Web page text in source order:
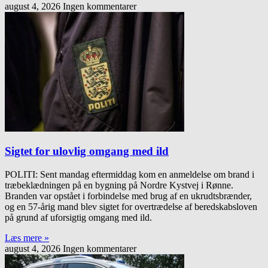
august 4, 2026 Ingen kommentarer
Sigtet for ulovlig omgang med ild
POLITI: Sent mandag eftermiddag kom en anmeldelse om brand i
træbeklædningen på en bygning på Nordre Kystvej i Rønne.
Branden var opstået i forbindelse med brug af en ukrudtsbrænder,
og en 57-årig mand blev sigtet for overtrædelse af beredskabsloven
på grund af uforsigtig omgang med ild.
Læs mere »
august 4, 2026 Ingen kommentarer